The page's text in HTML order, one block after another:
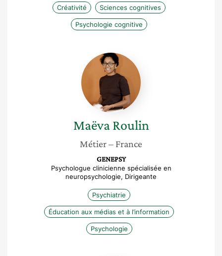
Créativité Sciences cognitives
Psychologie cognitive
Maëva
Roulin
Maëva Roulin
Métier– France
GENEPSY
Psychologue clinicienne spécialisée en
neuropsychologie, Dirigeante
Psychiatrie
Éducation aux médias et à l’information
Psychologie